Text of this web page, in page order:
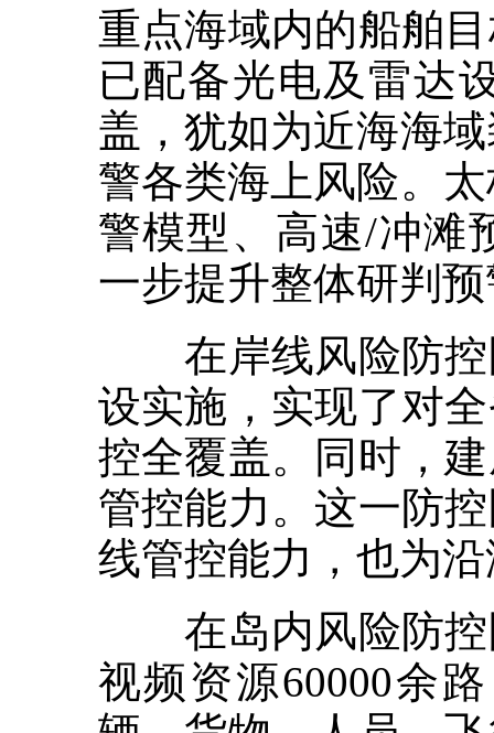
重点海域内的船舶
已配备光电及雷达
盖，犹如为近海海
警各类海上风险。
警模型、高速/冲滩
一步提升整体研判
在岸线风险防控
设实施，实现了对
控全覆盖。同时，
管控能力。这一防
线管控能力，也为
在岛内风险防控
视频资源60000余